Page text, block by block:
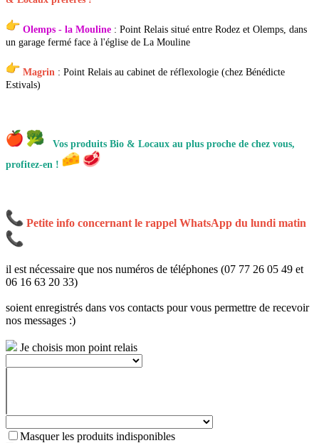
Olemps - la Mouline : Point Relais situé entre Rodez et Olemps, dans
un garage fermé face à l'église de La Mouline
Magrin : Point Relais au cabinet de réflexologie (chez Bénédicte
Estivals)
Vos produits Bio & Locaux au plus proche de chez vous,
profitez-en !
Petite info concernant le rappel WhatsApp du lundi matin
il est nécessaire que nos numéros de téléphones (07 77 26 05 49 et
06 16 63 20 33)
soient enregistrés dans vos contacts pour vous permettre de recevoir
nos messages :)
Je choisis mon point relais
Masquer les produits indisponibles